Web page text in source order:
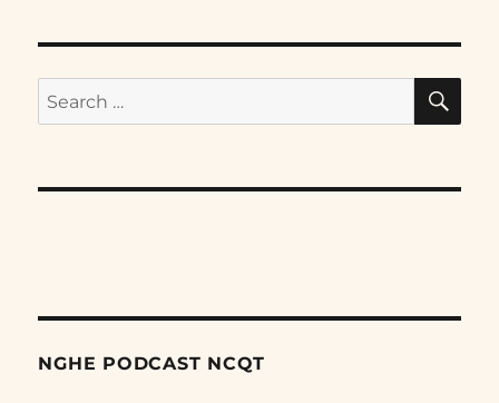
Search
for:
NGHE PODCAST NCQT